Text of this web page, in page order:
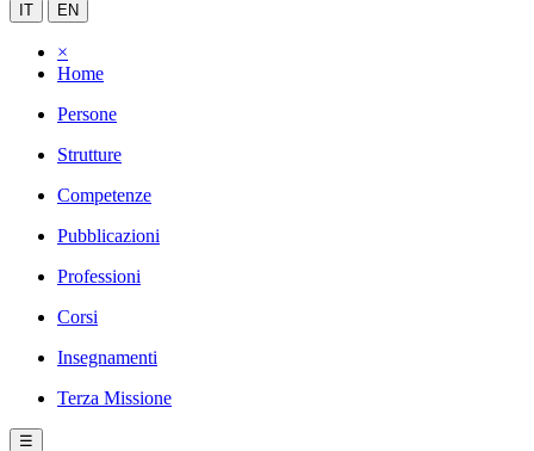
IT EN
×
Home
Persone
Strutture
Competenze
Pubblicazioni
Professioni
Corsi
Insegnamenti
Terza Missione
☰